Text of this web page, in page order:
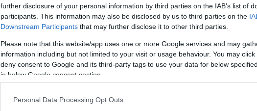
further disclosure of your personal information by third parties on the IAB’s list of
participants. This information may also be disclosed by us to third parties on the
Downstream Participants that may further disclose it to other third parties.
Please note that this website/app uses one or more Google services and may
information including but not limited to your visit or usage behaviour. You may
deny consent to Google and its third-party tags to use your data for below
in below Google consent section.
Personal Data Processing Opt Outs
Κόσμος |31.12.2025 08:39
Από τον πάπα Φραγκίσκο μέχρι
τον Όζι Όσμπορν: Διάσημοι και
διάσημες που έφυγαν από τη ζωή
μέσα στο 2025
Σημαντικές προσωπικότητες που